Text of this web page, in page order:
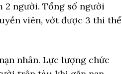
2 người. Tổng số người
viên, vớt được 3 thi thể
nhân. Lực lượng chức